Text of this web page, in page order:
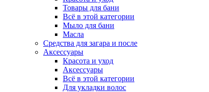
Товары для бани
Всё в этой категории
Мыло для бани
Масла
Средства для загара и после
Аксессуары
Красота и уход
Аксессуары
Всё в этой категории
Для укладки волос